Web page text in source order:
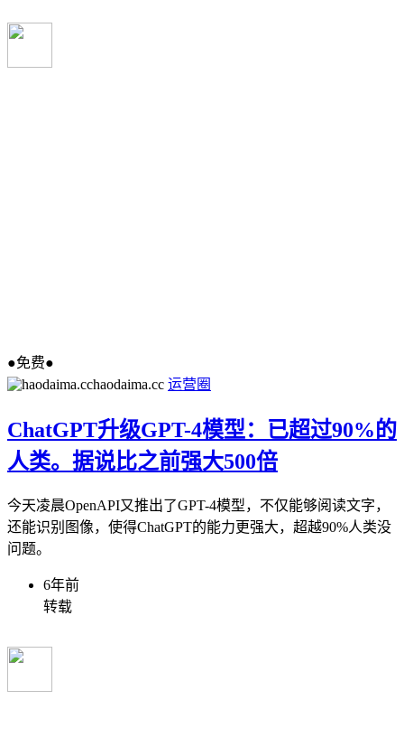
●免费●
haodaima.cc 运营圈
ChatGPT升级GPT-4模型：已超过90%的
人类。据说比之前强大500倍
今天凌晨OpenAPI又推出了GPT-4模型，不仅能够阅读文字，
还能识别图像，使得ChatGPT的能力更强大，超越90%人类没
问题。
6年前
转载